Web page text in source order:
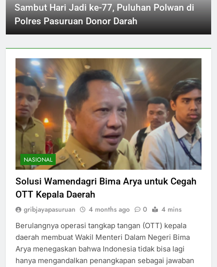
Sambut Hari Jadi ke-77, Puluhan Polwan di
Polres Pasuruan Donor Darah
NASIONAL
Solusi Wamendagri Bima Arya untuk Cegah
OTT Kepala Daerah
gribjayapasuruan 4 months ago 0 4 mins
Berulangnya operasi tangkap tangan (OTT) kepala
daerah membuat Wakil Menteri Dalam Negeri Bima
Arya menegaskan bahwa Indonesia tidak bisa lagi
hanya mengandalkan penangkapan sebagai jawaban